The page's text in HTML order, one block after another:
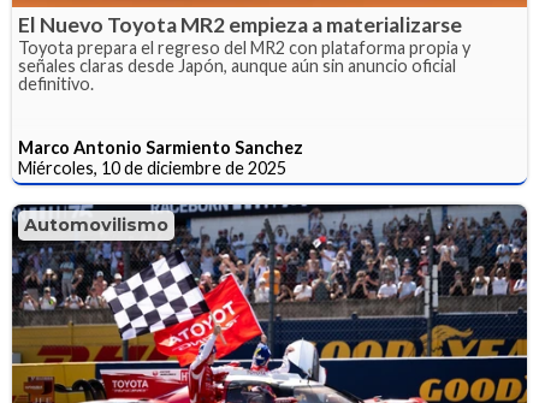
El Nuevo Toyota MR2 empieza a materializarse
Toyota prepara el regreso del MR2 con plataforma propia y
señales claras desde Japón, aunque aún sin anuncio oficial
definitivo.
Marco Antonio Sarmiento Sanchez
Miércoles, 10 de diciembre de 2025
Automovilismo